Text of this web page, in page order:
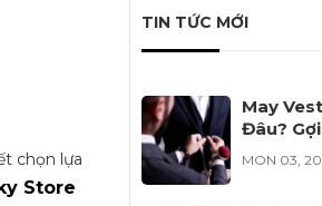
chọn lựa
Store
TIN TỨC MỚI
May
Đâu?
Tín Cho
MON 03,